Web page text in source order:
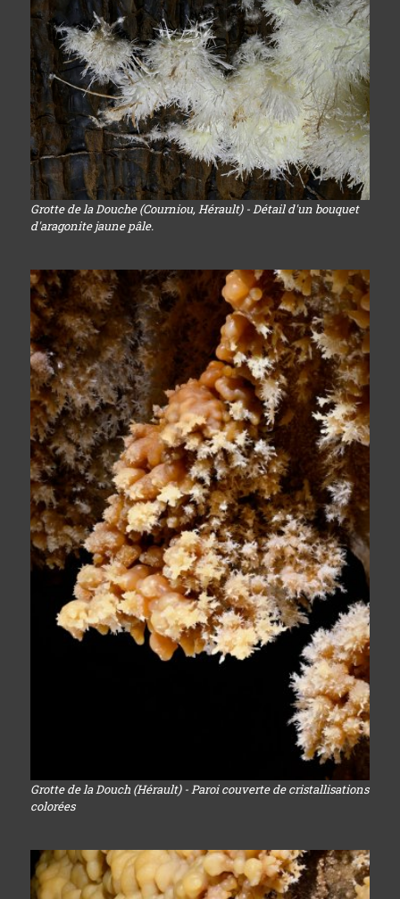
Grotte de la Douche (Courniou, Hérault) - Détail d'un bouquet
d'aragonite jaune pâle.
Grotte de la Douch (Hérault) - Paroi couverte de cristallisations
colorées